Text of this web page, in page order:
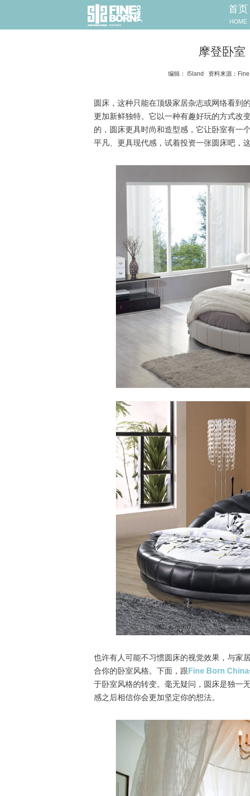
首页
HOME
摩登卧室
编辑： I5land 资料来源：
圆床，这种只能在顶级家居杂志或网络看到
更加新鲜独特。它以一种有趣好玩的方式改
的，圆床更具时尚和造型感，它让卧室有一
平凡、更具现代感，试着投资一张圆床吧，
也许有人可能不习惯圆床的视觉效果，与家
合你的卧室风格。下面，跟 Fine Born China
于卧室风格的转变。毫无疑问，圆床是独一
感之后相信你会更加坚定你的想法。